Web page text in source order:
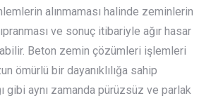
alınmaması halinde zeminlerin
ve sonuç itibariyle ağır hasar
Beton zemin çözümleri işlemleri
ömürlü bir dayanıklılığa sahip
gibi aynı zamanda pürüzsüz ve parlak